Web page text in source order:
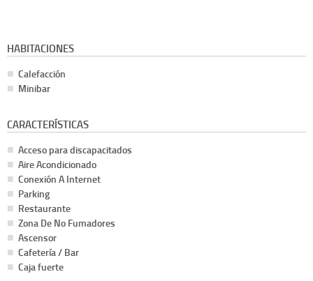
HABITACIONES
Calefacción
Minibar
CARACTERÍSTICAS
Acceso para discapacitados
Aire Acondicionado
Conexión A Internet
Parking
Restaurante
Zona De No Fumadores
Ascensor
Cafetería / Bar
Caja fuerte